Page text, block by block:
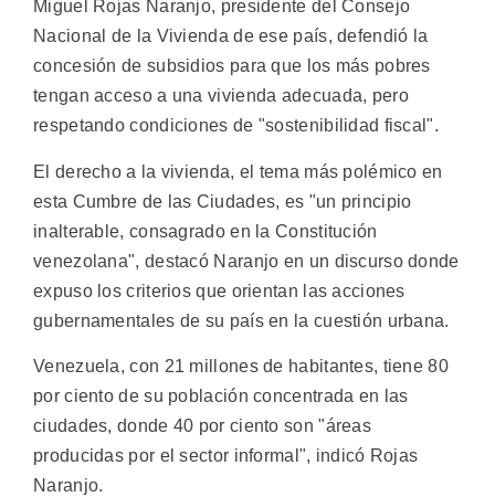
Miguel Rojas Naranjo, presidente del Consejo
Nacional de la Vivienda de ese país, defendió la
concesión de subsidios para que los más pobres
tengan acceso a una vivienda adecuada, pero
respetando condiciones de "sostenibilidad fiscal".
El derecho a la vivienda, el tema más polémico en
esta Cumbre de las Ciudades, es "un principio
inalterable, consagrado en la Constitución
venezolana", destacó Naranjo en un discurso donde
expuso los criterios que orientan las acciones
gubernamentales de su país en la cuestión urbana.
Venezuela, con 21 millones de habitantes, tiene 80
por ciento de su población concentrada en las
ciudades, donde 40 por ciento son "áreas
producidas por el sector informal", indicó Rojas
Naranjo.